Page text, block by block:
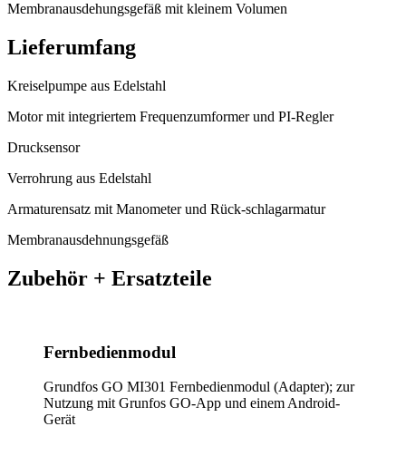
Membranausdehungsgefäß mit kleinem Volumen
Lieferumfang
Kreiselpumpe aus Edelstahl
Motor mit integriertem Frequenzumformer und PI-Regler
Drucksensor
Verrohrung aus Edelstahl
Armaturensatz mit Manometer und Rück-schlagarmatur
Membranausdehnungsgefäß
Zubehör + Ersatzteile
Fernbedienmodul
Grundfos GO MI301 Fernbedienmodul (Adapter); zur
Nutzung mit Grunfos GO-App und einem Android-
Gerät